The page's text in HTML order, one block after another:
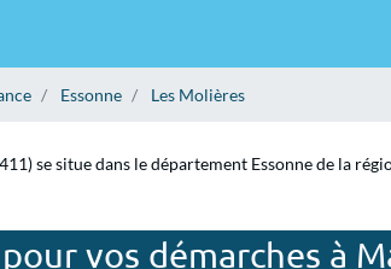
Essonne Les Molières
se situe dans le département Essonne de la
vos démarches à